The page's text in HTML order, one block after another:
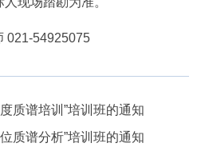
021-54925075
质谱培训”培训班的通知
质谱分析”培训班的通知